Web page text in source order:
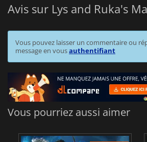
Avis sur Lys and Ruka's
Vous pouvez laisser un commentaire ou
message en vousauthentifiant
Vous pourriez aussi aimer